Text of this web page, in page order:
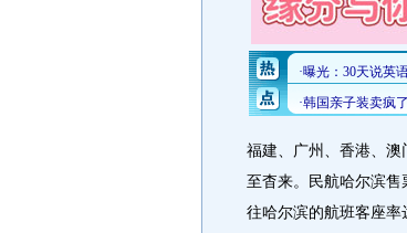
福建、广州、香港、
至杳来。民航哈尔滨
往哈尔滨的航班客座